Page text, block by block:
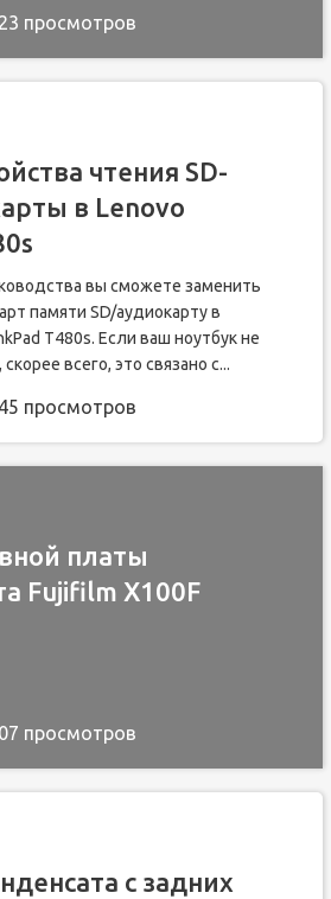
просмотров
чтения SD-
в Lenovo
вы сможете заменить
памяти SD/аудиокарту в
T480s. Если ваш ноутбук не
всего, это связано с...
просмотров
платы
Fujifilm X100F
просмотров
с задних